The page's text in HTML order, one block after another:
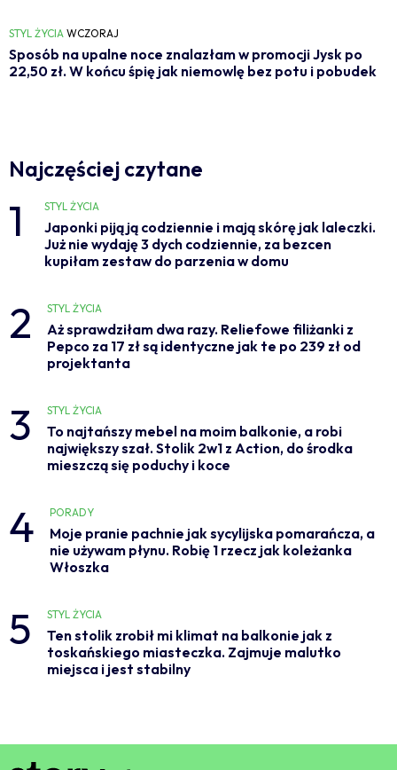
STYL ŻYCIA WCZORAJ
Sposób na upalne noce znalazłam w promocji Jysk po
22,50 zł. W końcu śpię jak niemowlę bez potu i pobudek
Najczęściej czytane
1 STYL ŻYCIA
Japonki piją ją codziennie i mają skórę jak laleczki.
Już nie wydaję 3 dych codziennie, za bezcen
kupiłam zestaw do parzenia w domu
2 STYL ŻYCIA
Aż sprawdziłam dwa razy. Reliefowe filiżanki z
Pepco za 17 zł są identyczne jak te po 239 zł od
projektanta
3 STYL ŻYCIA
To najtańszy mebel na moim balkonie, a robi
największy szał. Stolik 2w1 z Action, do środka
mieszczą się poduchy i koce
4 PORADY
Moje pranie pachnie jak sycylijska pomarańcza, a
nie używam płynu. Robię 1 rzecz jak koleżanka
Włoszka
5 STYL ŻYCIA
Ten stolik zrobił mi klimat na balkonie jak z
toskańskiego miasteczka. Zajmuje malutko
miejsca i jest stabilny